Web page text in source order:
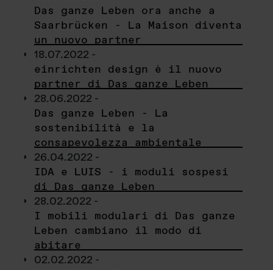
Das ganze Leben ora anche a
Saarbrücken - La Maison diventa
un nuovo partner
18.07.2022 -
einrichten design è il nuovo
partner di Das ganze Leben
28.06.2022 -
Das ganze Leben - La
sostenibilità e la
consapevolezza ambientale
26.04.2022 -
IDA e LUIS - i moduli sospesi
di Das ganze Leben
28.02.2022 -
I mobili modulari di Das ganze
Leben cambiano il modo di
abitare
02.02.2022 -